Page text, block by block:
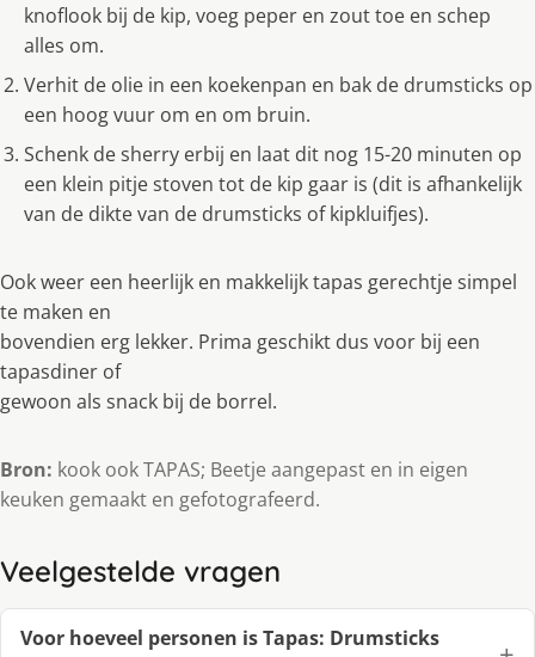
knoflook bij de kip, voeg peper en zout toe en schep
alles om.
Verhit de olie in een koekenpan en bak de drumsticks op
een hoog vuur om en om bruin.
Schenk de sherry erbij en laat dit nog 15-20 minuten op
een klein pitje stoven tot de kip gaar is (dit is afhankelijk
van de dikte van de drumsticks of kipkluifjes).
Ook weer een heerlijk en makkelijk tapas gerechtje simpel
te maken en
bovendien erg lekker. Prima geschikt dus voor bij een
tapasdiner of
gewoon als snack bij de borrel.
Bron: kook ook TAPAS; Beetje aangepast en in eigen
keuken gemaakt en gefotografeerd.
Veelgestelde vragen
Voor hoeveel personen is Tapas: Drumsticks